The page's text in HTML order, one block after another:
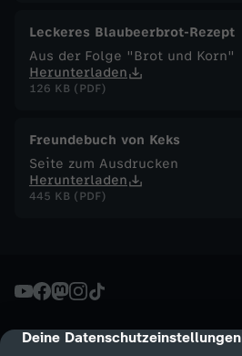
cmp-dialog-description
Deine Datenschutzeinstellungen
F
u
h
s
D
e
Leckeres Blaubeerbrot-Rezept
Aus der Folge "Brot und Korn"
Herunterladen
126 KB (PDF)
Freundebuch von Keks
Seite zum Ausdrucken
Herunterladen
445 KB (PDF)